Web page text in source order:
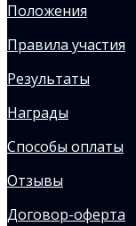
Положения
Правила участия
Результаты
Награды
Способы оплаты
Отзывы
Договор-оферта